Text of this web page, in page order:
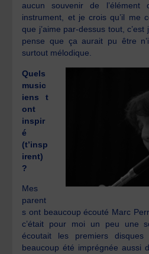
aucun souvenir de l’élément
instrument, et je crois qu’il me
que j’aime par-dessus tout,
pense que ça aurait pu être
surtout mélodique.
Quels
music
iens t
ont
inspir
é
(t’insp
irent)
?
Mes
parent
s ont beaucoup écouté Marc
c’était pour moi un peu une
écoutait les premiers disques
beaucoup été imprégnée aussi